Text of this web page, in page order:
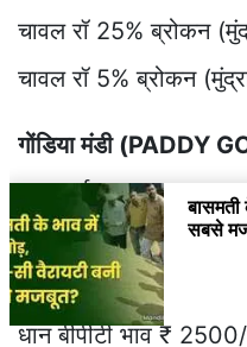
चावल रॉ 25% ब्रोकन
चावल रॉ 5% ब्रोकन
गोंडिया मंडी (PADDY
धान आईआर भाव ₹
धान वर्ण भाव ₹ 2050/
धान एचएमटी भाव ₹
धान बीपीटी भाव ₹